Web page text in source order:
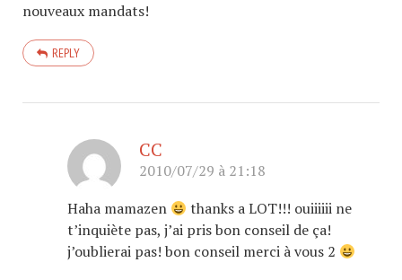
nouveaux mandats!
REPLY
CC
2010/07/29 à 21:18
Haha mamazen
thanks a LOT!!! ouiiiiii ne
t’inquiète pas, j’ai pris bon conseil de ça!
j’oublierai pas! bon conseil merci à vous 2